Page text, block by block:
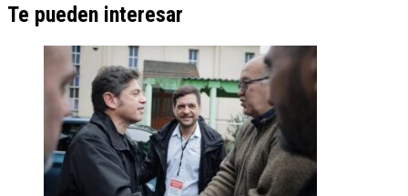
Te pueden interesar